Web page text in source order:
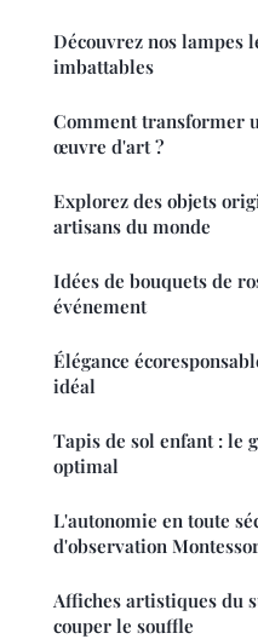
Découvrez nos lampes
imbattables
Comment transformer
œuvre d'art ?
Explorez des objets
artisans du monde
Idées de bouquets de
événement
Élégance
idéal
Tapis de sol enfant : le
optimal
L'autonomie en toute
d'observation
Affiches artistiques du
couper le souffle